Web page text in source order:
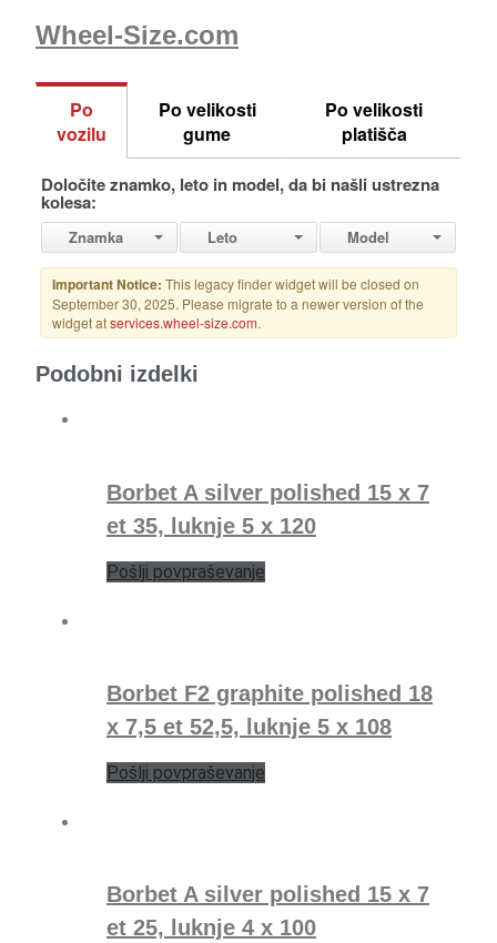
Wheel-Size.com
Podobni izdelki
Borbet A silver polished 15 x 7
et 35, luknje 5 x 120
Pošlji povpraševanje
Borbet F2 graphite polished 18
x 7,5 et 52,5, luknje 5 x 108
Pošlji povpraševanje
Borbet A silver polished 15 x 7
et 25, luknje 4 x 100